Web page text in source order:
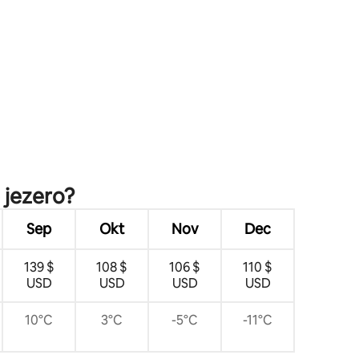
Sep Okt Nov Dec
139 $
USD
108 $
USD
106 $
USD
110 $
USD
10°C 3°C -5°C -11°C